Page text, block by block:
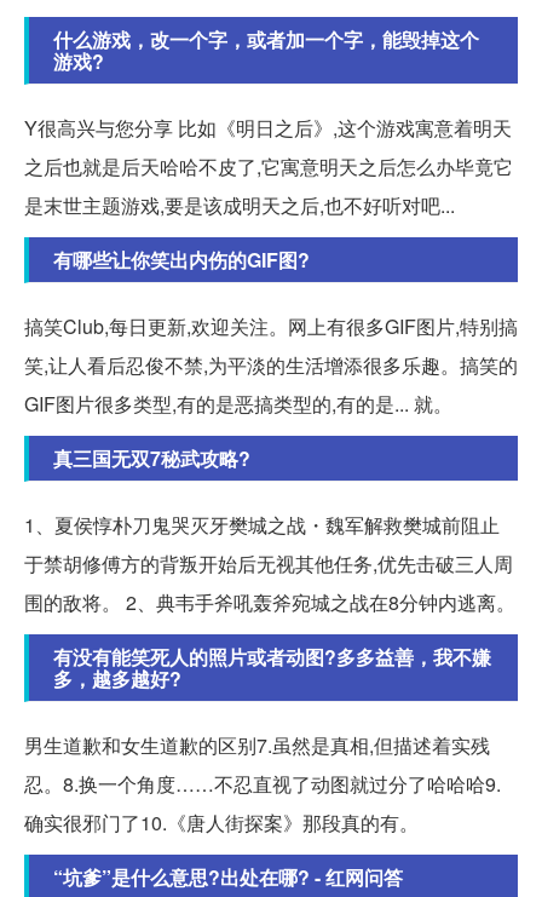
什么游戏，改一个字，或者加一个字，能毁掉这个
游戏?
Y很高兴与您分享 比如《明日之后》,这个游戏寓意着明天
之后也就是后天哈哈不皮了,它寓意明天之后怎么办毕竟它
是末世主题游戏,要是该成明天之后,也不好听对吧...
有哪些让你笑出内伤的GIF图?
搞笑Club,每日更新,欢迎关注。网上有很多GIF图片,特别搞
笑,让人看后忍俊不禁,为平淡的生活增添很多乐趣。搞笑的
GIF图片很多类型,有的是恶搞类型的,有的是... 就。
真三国无双7秘武攻略?
1、夏侯惇朴刀鬼哭灭牙樊城之战・魏军解救樊城前阻止
于禁胡修傅方的背叛开始后无视其他任务,优先击破三人周
围的敌将。 2、典韦手斧吼轰斧宛城之战在8分钟内逃离。
有没有能笑死人的照片或者动图?多多益善，我不嫌
多，越多越好?
男生道歉和女生道歉的区别7.虽然是真相,但描述着实残
忍。8.换一个角度……不忍直视了动图就过分了哈哈哈9.
确实很邪门了10.《唐人街探案》那段真的有。
“坑爹”是什么意思?出处在哪? - 红网问答